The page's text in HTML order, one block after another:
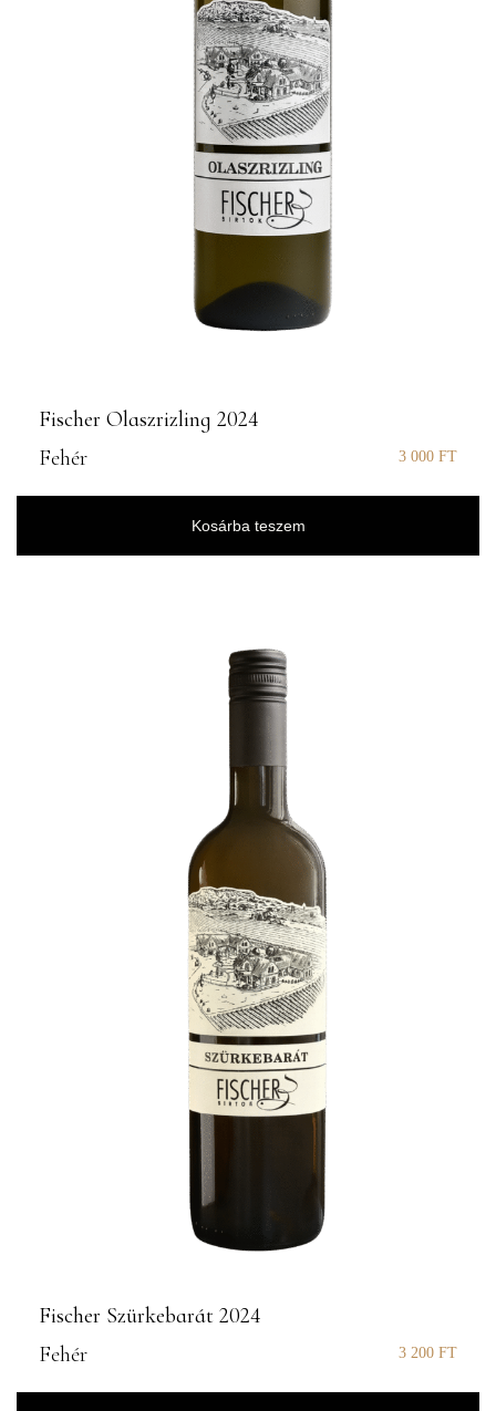
Fischer Olaszrizling 2024
Fehér
3 000 FT
Kosárba teszem
Fischer Szürkebarát 2024
Fehér
3 200 FT